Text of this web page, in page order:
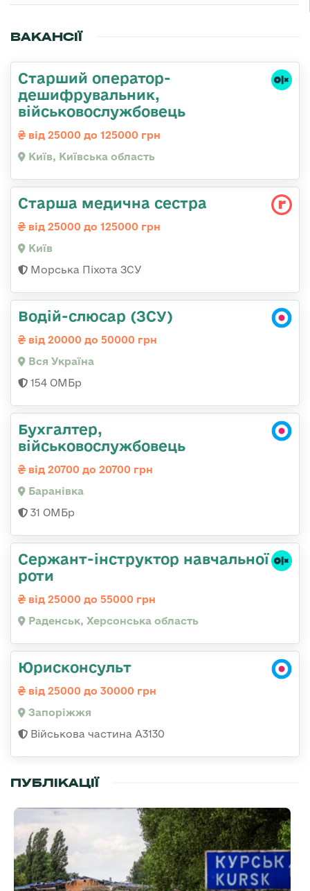
ВАКАНСІЇ
Старший оператор-
дешифрувальник,
військовослужбовець
від 25000 до 125000 грн
Київ, Київська область
Старша медична сестра
від 25000 до 125000 грн
Київ
Морська Піхота ЗСУ
Водій-слюсар (ЗСУ)
від 20000 до 50000 грн
Вся Україна
154 ОМБр
Бухгалтер,
військовослужбовець
від 20700 до 20700 грн
Баранівка
31 ОМБр
Сержант-інструктор навчальної
роти
від 25000 до 55000 грн
Раденськ, Херсонська область
Юрисконсульт
від 25000 до 30000 грн
Запоріжжя
Військова частина А3130
ПУБЛІКАЦІЇ